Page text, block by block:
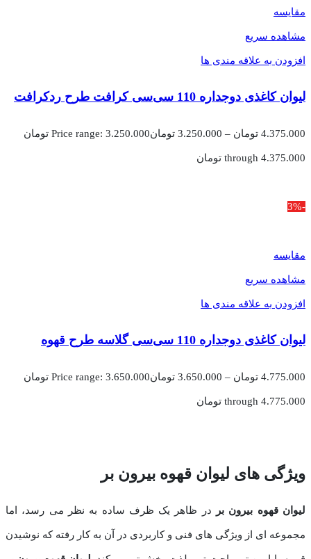
مقایسه
مشاهده سریع
افزودن به علاقه مندی ها
لیوان کاغذی دوجداره 110 سی‌سی کرافت طرح ردکرافت
4.375.000 تومان –
3.250.000 تومان Price range: 3.250.000 تومان
through 4.375.000 تومان
-3%
مقایسه
مشاهده سریع
افزودن به علاقه مندی ها
لیوان کاغذی دوجداره 110 سی‌سی گلاسه طرح قهوه
4.775.000 تومان –
3.650.000 تومان Price range: 3.650.000 تومان
through 4.775.000 تومان
ویژگی‌ های لیوان قهوه بیرون بر
لیوان قهوه بیرون‌ بر در ظاهر یک ظرف ساده به نظر می‌ رسد، اما
مجموعه ‌ای از ویژگی‌ های فنی و کاربردی در آن به ‌کار رفته که نوشیدن